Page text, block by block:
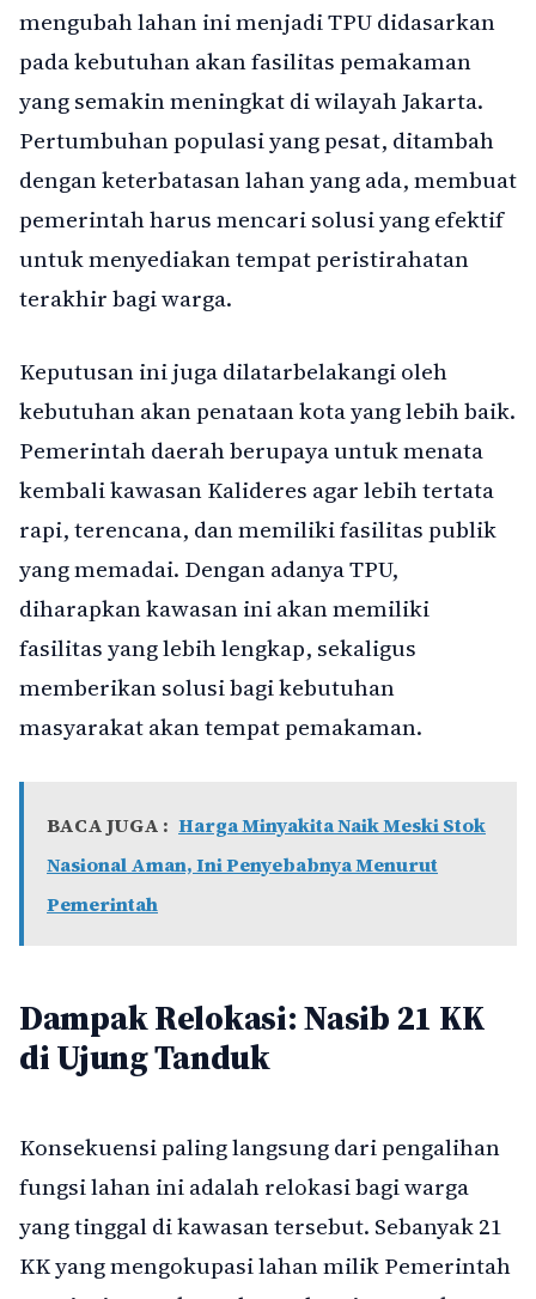
mengubah lahan ini menjadi TPU didasarkan
pada kebutuhan akan fasilitas pemakaman
yang semakin meningkat di wilayah Jakarta.
Pertumbuhan populasi yang pesat, ditambah
dengan keterbatasan lahan yang ada, membuat
pemerintah harus mencari solusi yang efektif
untuk menyediakan tempat peristirahatan
terakhir bagi warga.
Keputusan ini juga dilatarbelakangi oleh
kebutuhan akan penataan kota yang lebih baik.
Pemerintah daerah berupaya untuk menata
kembali kawasan Kalideres agar lebih tertata
rapi, terencana, dan memiliki fasilitas publik
yang memadai. Dengan adanya TPU,
diharapkan kawasan ini akan memiliki
fasilitas yang lebih lengkap, sekaligus
memberikan solusi bagi kebutuhan
masyarakat akan tempat pemakaman.
BACA JUGA : Harga Minyakita Naik Meski Stok
Nasional Aman, Ini Penyebabnya Menurut
Pemerintah
Dampak Relokasi: Nasib 21 KK
di Ujung Tanduk
Konsekuensi paling langsung dari pengalihan
fungsi lahan ini adalah relokasi bagi warga
yang tinggal di kawasan tersebut. Sebanyak 21
KK yang mengokupasi lahan milik Pemerintah